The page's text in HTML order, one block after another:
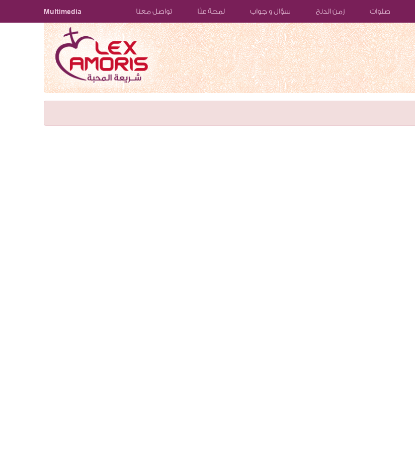
صلوات زمن الدنح سؤال و جواب لمحة عنّا تواصل معنا Multimedia